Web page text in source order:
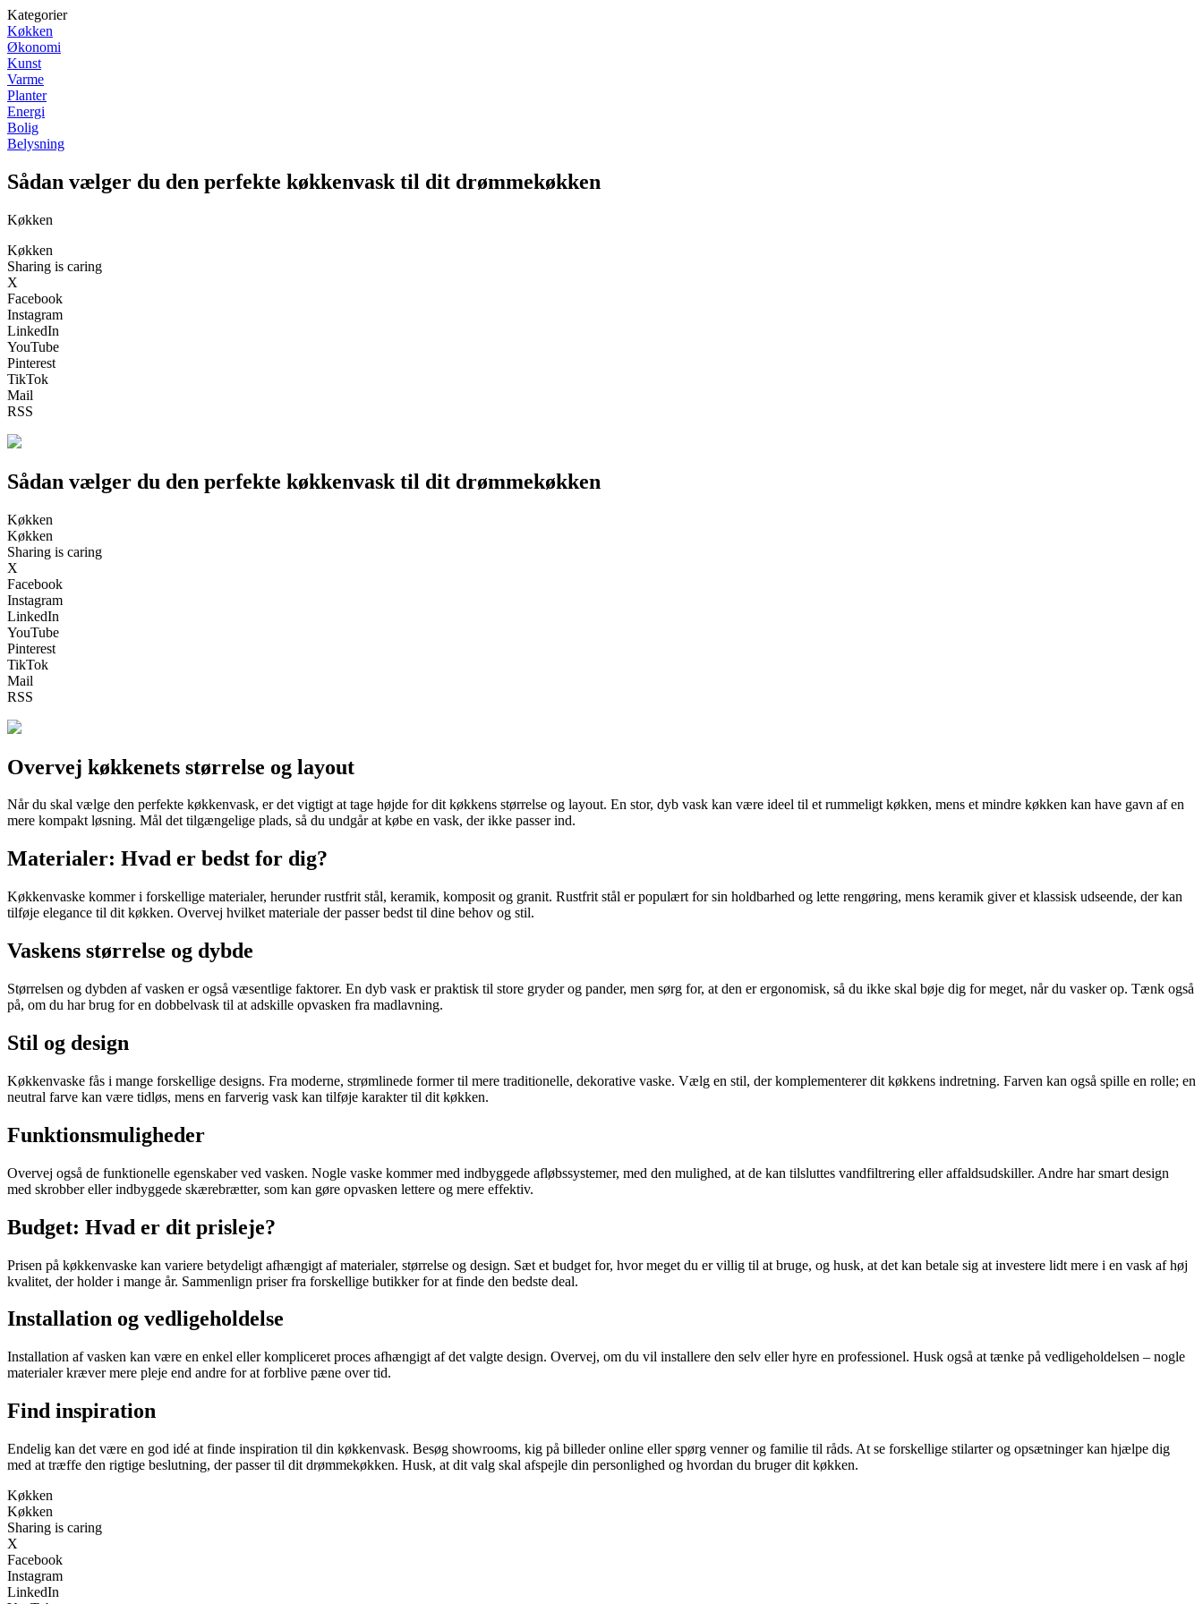
Kategorier
Køkken
Økonomi
Kunst
Varme
Planter
Energi
Bolig
Belysning
Sådan vælger du den perfekte køkkenvask til dit drømmekøkken
Køkken
Køkken
Sharing is caring
X
Facebook
Instagram
LinkedIn
YouTube
Pinterest
TikTok
Mail
RSS
Sådan vælger du den perfekte køkkenvask til dit drømmekøkken
Køkken
Køkken
Sharing is caring
X
Facebook
Instagram
LinkedIn
YouTube
Pinterest
TikTok
Mail
RSS
Overvej køkkenets størrelse og layout
Når du skal vælge den perfekte køkkenvask, er det vigtigt at tage højde for dit køkkens størrelse og layout. En stor, dyb vask kan være ideel til et rummeligt køkken, mens et mindre køkken kan have gavn af en
mere kompakt løsning. Mål det tilgængelige plads, så du undgår at købe en vask, der ikke passer ind.
Materialer: Hvad er bedst for dig?
Køkkenvaske kommer i forskellige materialer, herunder rustfrit stål, keramik, komposit og granit. Rustfrit stål er populært for sin holdbarhed og lette rengøring, mens keramik giver et klassisk udseende, der kan
tilføje elegance til dit køkken. Overvej hvilket materiale der passer bedst til dine behov og stil.
Vaskens størrelse og dybde
Størrelsen og dybden af vasken er også væsentlige faktorer. En dyb vask er praktisk til store gryder og pander, men sørg for, at den er ergonomisk, så du ikke skal bøje dig for meget, når du vasker op. Tænk også
på, om du har brug for en dobbelvask til at adskille opvasken fra madlavning.
Stil og design
Køkkenvaske fås i mange forskellige designs. Fra moderne, strømlinede former til mere traditionelle, dekorative vaske. Vælg en stil, der komplementerer dit køkkens indretning. Farven kan også spille en rolle; en
neutral farve kan være tidløs, mens en farverig vask kan tilføje karakter til dit køkken.
Funktionsmuligheder
Overvej også de funktionelle egenskaber ved vasken. Nogle vaske kommer med indbyggede afløbssystemer, med den mulighed, at de kan tilsluttes vandfiltrering eller affaldsudskiller. Andre har smart design
med skrobber eller indbyggede skærebrætter, som kan gøre opvasken lettere og mere effektiv.
Budget: Hvad er dit prisleje?
Prisen på køkkenvaske kan variere betydeligt afhængigt af materialer, størrelse og design. Sæt et budget for, hvor meget du er villig til at bruge, og husk, at det kan betale sig at investere lidt mere i en vask af høj
kvalitet, der holder i mange år. Sammenlign priser fra forskellige butikker for at finde den bedste deal.
Installation og vedligeholdelse
Installation af vasken kan være en enkel eller kompliceret proces afhængigt af det valgte design. Overvej, om du vil installere den selv eller hyre en professionel. Husk også at tænke på vedligeholdelsen – nogle
materialer kræver mere pleje end andre for at forblive pæne over tid.
Find inspiration
Endelig kan det være en god idé at finde inspiration til din køkkenvask. Besøg showrooms, kig på billeder online eller spørg venner og familie til råds. At se forskellige stilarter og opsætninger kan hjælpe dig
med at træffe den rigtige beslutning, der passer til dit drømmekøkken. Husk, at dit valg skal afspejle din personlighed og hvordan du bruger dit køkken.
Køkken
Køkken
Sharing is caring
X
Facebook
Instagram
LinkedIn